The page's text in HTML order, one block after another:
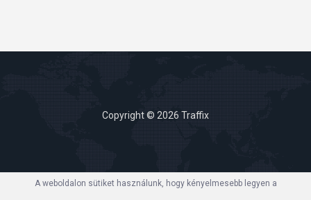
Copyright © 2026 Traffix
A weboldalon sütiket használunk, hogy kényelmesebb legyen a